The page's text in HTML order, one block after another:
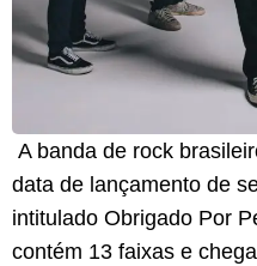
A banda de rock
data de lançamento de
intitulado Obrigado Por
contém 13 faixas e